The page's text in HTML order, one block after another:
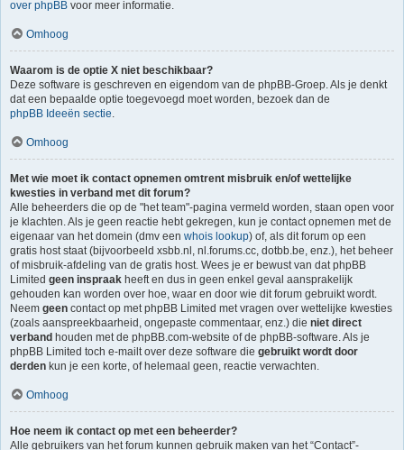
over phpBB voor meer informatie.
Omhoog
Waarom is de optie X niet beschikbaar?
Deze software is geschreven en eigendom van de phpBB-Groep. Als je denkt
dat een bepaalde optie toegevoegd moet worden, bezoek dan de
phpBB Ideeën sectie.
Omhoog
Met wie moet ik contact opnemen omtrent misbruik en/of wettelijke
kwesties in verband met dit forum?
Alle beheerders die op de "het team"-pagina vermeld worden, staan open voor
je klachten. Als je geen reactie hebt gekregen, kun je contact opnemen met de
eigenaar van het domein (dmv een whois lookup) of, als dit forum op een
gratis host staat (bijvoorbeeld xsbb.nl, nl.forums.cc, dotbb.be, enz.), het beheer
of misbruik-afdeling van de gratis host. Wees je er bewust van dat phpBB
Limited geen inspraak heeft en dus in geen enkel geval aansprakelijk
gehouden kan worden over hoe, waar en door wie dit forum gebruikt wordt.
Neem geen contact op met phpBB Limited met vragen over wettelijke kwesties
(zoals aanspreekbaarheid, ongepaste commentaar, enz.) die niet direct
verband houden met de phpBB.com-website of de phpBB-software. Als je
phpBB Limited toch e-mailt over deze software die gebruikt wordt door
derden kun je een korte, of helemaal geen, reactie verwachten.
Omhoog
Hoe neem ik contact op met een beheerder?
Alle gebruikers van het forum kunnen gebruik maken van het “Contact”-